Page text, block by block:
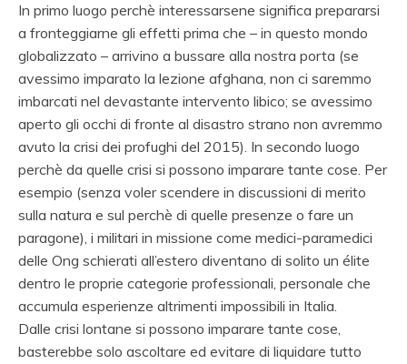
In primo luogo perchè interessarsene significa prepararsi
a fronteggiarne gli effetti prima che – in questo mondo
globalizzato – arrivino a bussare alla nostra porta (se
avessimo imparato la lezione afghana, non ci saremmo
imbarcati nel devastante intervento libico; se avessimo
aperto gli occhi di fronte al disastro strano non avremmo
avuto la crisi dei profughi del 2015). In secondo luogo
perchè da quelle crisi si possono imparare tante cose. Per
esempio (senza voler scendere in discussioni di merito
sulla natura e sul perchè di quelle presenze o fare un
paragone), i militari in missione come medici-paramedici
delle Ong schierati all’estero diventano di solito un élite
dentro le proprie categorie professionali, personale che
accumula esperienze altrimenti impossibili in Italia.
Dalle crisi lontane si possono imparare tante cose,
basterebbe solo ascoltare ed evitare di liquidare tutto